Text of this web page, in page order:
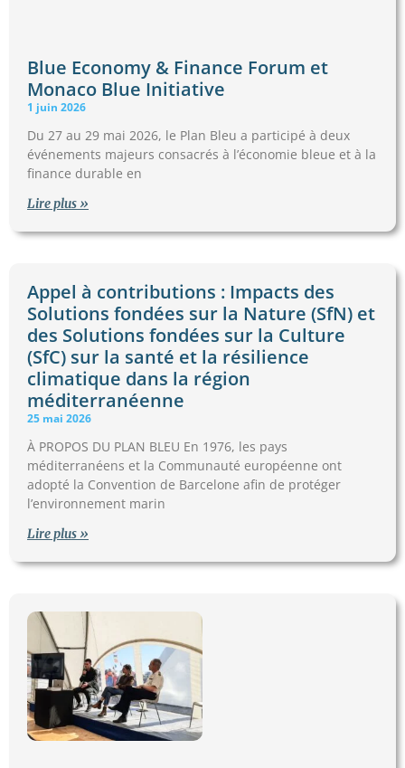
Blue Economy & Finance Forum et
Monaco Blue Initiative
1 juin 2026
Du 27 au 29 mai 2026, le Plan Bleu a participé à deux
événements majeurs consacrés à l’économie bleue et à la
finance durable en
Lire plus »
Appel à contributions : Impacts des
Solutions fondées sur la Nature (SfN) et
des Solutions fondées sur la Culture
(SfC) sur la santé et la résilience
climatique dans la région
méditerranéenne
25 mai 2026
À PROPOS DU PLAN BLEU En 1976, les pays
méditerranéens et la Communauté européenne ont
adopté la Convention de Barcelone afin de protéger
l’environnement marin
Lire plus »